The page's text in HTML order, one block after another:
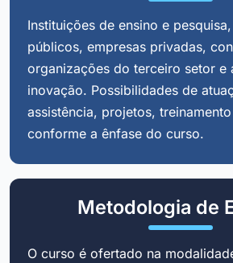
Instituições de ensino e
públicos, empresas privadas,
organizações do terceiro setor e
inovação. Possibilidades de
assistência, projetos,
conforme a ênfase do curso.
Metodologia de
O curso é ofertado na